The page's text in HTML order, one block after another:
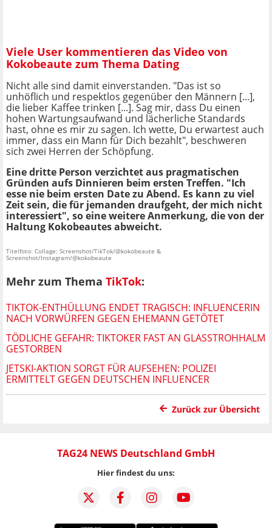
Viele User kommentieren das Video von
Kokobeaute zum Thema Dating
Nicht alle sind damit einverstanden. "Das ist so
unhöflich und respektlos gegenüber den Männern [...],
die lieber Kaffee trinken [...]. Sag mir, dass Du einen
hohen Wartungsaufwand und lächerliche Standards
hast, ohne es mir zu sagen. Ich wette, Du erwartest auch
immer, dass ein Mann für Dich bezahlt", beschweren
sich zwei Herren der Schöpfung.
Eine dritte Person verzichtet aus pragmatischen
Gründen aufs Dinnieren beim ersten Treffen. "Ich
esse nie beim ersten Date zu Abend. Es kann zu viel
Zeit sein, die für jemanden draufgeht, der mich nicht
interessiert", so eine weitere Anmerkung, die von der
Haltung Kokobeautes abweicht.
Titelfoto: Collage: Screenshot/TikTok/@kokobeaute &
Screenshot/Instagram/@kokobeaute
Mehr zum Thema TikTok:
TIKTOK-ENTHÜLLUNG ENDET TRAGISCH: INFLUENCERIN
NACH VORWÜRFEN GEGEN EHEMANN GETÖTET
TÖDLICHE GEFAHR: TIKTOKER FAST AN GLASSTROHHALM
GESTORBEN
JETSKI-AKTION SORGT FÜR AUFSEHEN: POLIZEI
ERMITTELT GEGEN DEUTSCHEN INFLUENCER
Zurück zur Übersicht
TAG24 NEWS Deutschland GmbH
Hier findest du uns: